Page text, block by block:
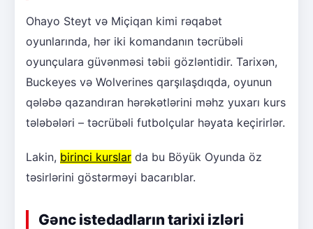
Ohayo Steyt və Miçiqan kimi rəqabət
oyunlarında, hər iki komandanın təcrübəli
oyunçulara güvənməsi təbii gözləntidir. Tarixən,
Buckeyes və Wolverines qarşılaşdıqda, oyunun
qələbə qazandıran hərəkətlərini məhz yuxarı kurs
tələbələri – təcrübəli futbolçular həyata keçirirlər.
Lakin, birinci kurslar da bu Böyük Oyunda öz
təsirlərini göstərməyi bacarıblar.
Gənc istedadların tarixi izləri